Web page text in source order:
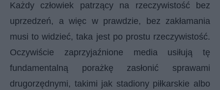
Każdy człowiek patrzący na rzeczywistość bez
uprzedzeń, a więc w prawdzie, bez zakłamania
musi to widzieć, taka jest po prostu rzeczywistość.
Oczywiście zaprzyjaźnione media usiłują tę
fundamentalną porażkę zasłonić sprawami
drugorzędnymi, takimi jak stadiony piłkarskie albo